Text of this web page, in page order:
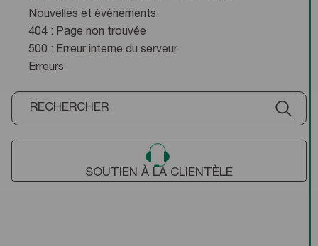
Nouvelles et événements
404 : Page non trouvée
500 : Erreur interne du serveur
Erreurs
SOUTIEN À LA CLIENTÈLE